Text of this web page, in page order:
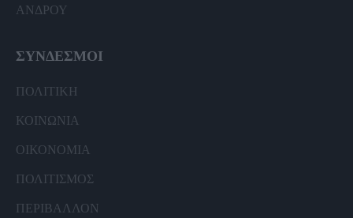
ΑΝΔΡΟΥ
ΣΥΝΔΕΣΜΟΙ
ΠΟΛΙΤΙΚΗ
ΚΟΙΝΩΝΙΑ
ΟΙΚΟΝΟΜΙΑ
ΠΟΛΙΤΙΣΜΟΣ
ΠΕΡΙΒΑΛΛΟΝ